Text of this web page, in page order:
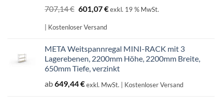
707,14€ Ursprünglicher
Preis
war:
601,07€Aktueller
exkl. 19 % MwSt.
| Kostenloser Versand
META Weitspannregal MINI-RACK mit 3
Lagerebenen, 2200mm Höhe, 2200mm Breite,
650mm Tiefe, verzinkt
ab649,44€exkl. MwSt. | Kostenloser Versand